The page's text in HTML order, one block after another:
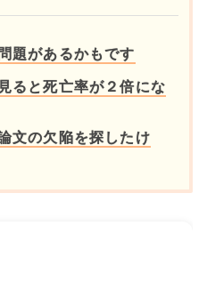
題があるかもです
ると死亡率が２倍にな
文の欠陥を探したけ